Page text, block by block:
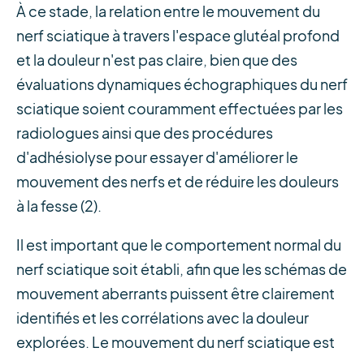
À ce stade, la relation entre le mouvement du
nerf sciatique à travers l'espace glutéal profond
et la douleur n'est pas claire, bien que des
évaluations dynamiques échographiques du nerf
sciatique soient couramment effectuées par les
radiologues ainsi que des procédures
d'adhésiolyse pour essayer d'améliorer le
mouvement des nerfs et de réduire les douleurs
à la fesse (2).
Il est important que le comportement normal du
nerf sciatique soit établi, afin que les schémas de
mouvement aberrants puissent être clairement
identifiés et les corrélations avec la douleur
explorées. Le mouvement du nerf sciatique est